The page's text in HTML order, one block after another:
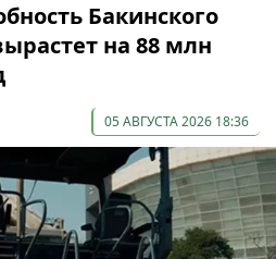
Бакинского
на 88 млн
05 АВГУСТА 2026 18:36